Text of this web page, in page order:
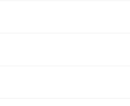
表、损益表、现金流量表
包括董事报告、管理分析
系统，与"地税"对称，是